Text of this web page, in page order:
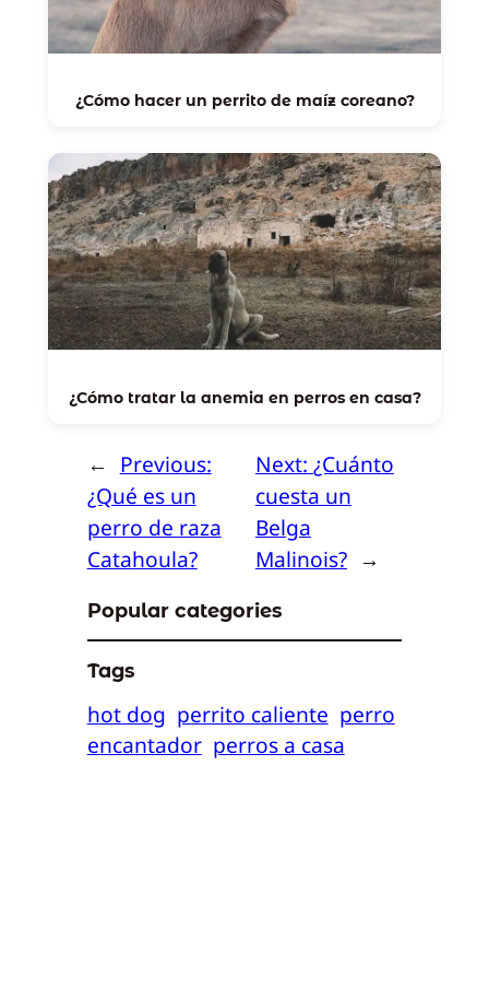
¿Cómo hacer un perrito de maíz coreano?
¿Cómo tratar la anemia en perros en casa?
← Previous:
¿Qué es un
perro de raza
Catahoula?
Next: ¿Cuánto
cuesta un
Belga
Malinois? →
Popular categories
Tags
hot dog perrito caliente perro
encantador perros a casa